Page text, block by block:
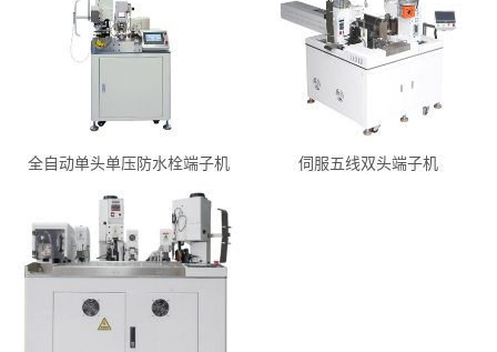
全自动单头单压防水栓端子机 伺服五线双头端子机